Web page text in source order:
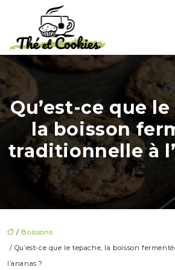
Qu’est-ce que
la boisson
traditionnelle à
/ Boissons
/ Qu’est-ce que le tepache, la boisson
l’ananas ?